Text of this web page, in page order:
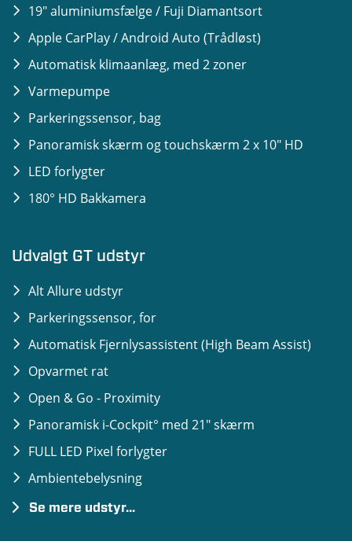
19" aluminiumsfælge / Fuji Diamantsort
Apple CarPlay / Android Auto (Trådløst)
Automatisk klimaanlæg, med 2 zoner
Varmepumpe
Parkeringssensor, bag
Panoramisk skærm og touchskærm 2 x 10" HD
LED forlygter
180° HD Bakkamera
Udvalgt GT udstyr
Alt Allure udstyr
Parkeringssensor, for
Automatisk Fjernlysassistent (High Beam Assist)
Opvarmet rat
Open & Go - Proximity
Panoramisk i-Cockpit° med 21" skærm
FULL LED Pixel forlygter
Ambientebelysning
Se mere udstyr...